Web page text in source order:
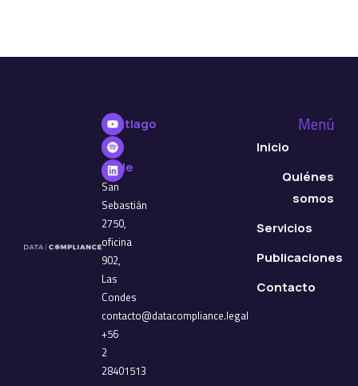
Santiago
de
Chile
San
Sebastián
2750,
oficina
902,
Las
Condes
contacto@datacompliance.legal
+56
2
28401513
Menú
Inicio
Quiénes
somos
Servicios
Publicaciones
Contacto